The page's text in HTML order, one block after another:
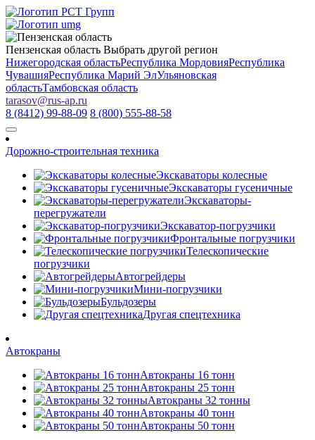
Пензенская область Выбрать другой регион
Нижегородская областьРеспублика МордовияРеспублика
ЧувашияРеспублика Марий ЭлУльяновская
областьТамбовская область
tarasov@rus-ap.ru
8 (8412) 99-88-09 8 (800) 555-88-58
Дорожно-строительная техника
Экскаваторы колесные
Экскаваторы гусеничные
Экскаваторы-
перегружатели
Экскаватор-погрузчики
Фронтальные погрузчики
Телескопические
погрузчики
Автогрейдеры
Мини-погрузчики
Бульдозеры
Другая спецтехника
Автокраны
Автокраны 16 тонн
Автокраны 25 тонн
Автокраны 32 тонны
Автокраны 40 тонн
Автокраны 50 тонн